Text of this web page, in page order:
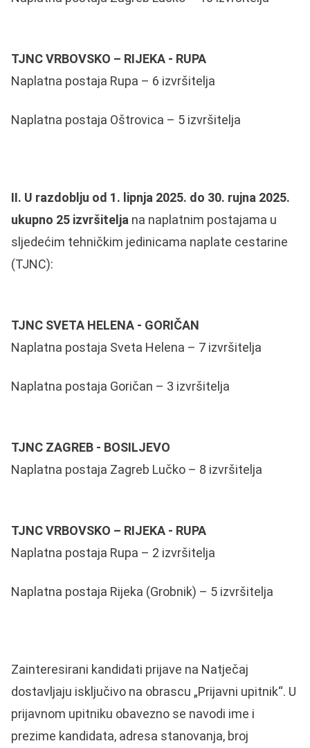
TJNC VRBOVSKO – RIJEKA - RUPA
Naplatna postaja Rupa – 6 izvršitelja
Naplatna postaja Oštrovica – 5 izvršitelja
II. U razdoblju od 1. lipnja 2025. do 30. rujna 2025.
ukupno 25 izvršitelja na naplatnim postajama u
sljedećim tehničkim jedinicama naplate cestarine
(TJNC):
TJNC SVETA HELENA - GORIČAN
Naplatna postaja Sveta Helena – 7 izvršitelja
Naplatna postaja Goričan – 3 izvršitelja
TJNC ZAGREB - BOSILJEVO
Naplatna postaja Zagreb Lučko – 8 izvršitelja
TJNC VRBOVSKO – RIJEKA - RUPA
Naplatna postaja Rupa – 2 izvršitelja
Naplatna postaja Rijeka (Grobnik) – 5 izvršitelja
Zainteresirani kandidati prijave na Natječaj
dostavljaju isključivo na obrascu „Prijavni upitnik“. U
prijavnom upitniku obavezno se navodi ime i
prezime kandidata, adresa stanovanja, broj